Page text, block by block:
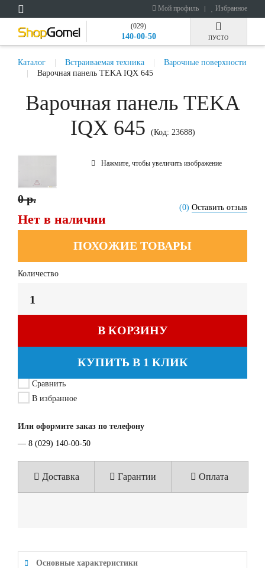
Мой профиль Избранное
(029)
140-00-50 ПУСТО
Каталог Встраиваемая техника
Варочные поверхности
Варочная панель TEKA IQX 645
Варочная панель TEKA
IQX 645
(Код: 23688)
Нажмите, чтобы увеличить изображение
(0) Оставить отзыв
0 р.
Нет в наличии
ПОХОЖИЕ ТОВАРЫ
Количество
В КОРЗИНУ
КУПИТЬ В 1 КЛИК
Сравнить
В избранное
Или оформите заказ по телефону
— 8 (029) 140-00-50
Доставка Гарантии Оплата
Основные характеристики